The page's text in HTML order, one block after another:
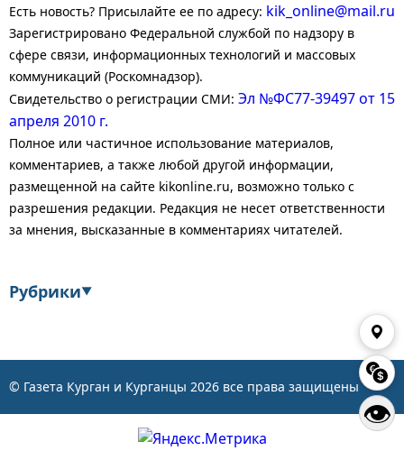
👁
Есть новость? Присылайте ее по адресу: kik_online@mail.ru
Зарегистрировано Федеральной службой по надзору в
сфере связи, информационных технологий и массовых
коммуникаций (Роскомнадзор).
Свидетельство о регистрации СМИ: Эл №ФС77-39497 от 15
апреля 2010 г.
Полное или частичное использование материалов,
комментариев, а также любой другой информации,
размещенной на сайте kikonline.ru, возможно только с
разрешения редакции. Редакция не несет ответственности
за мнения, высказанные в комментариях читателей.
Рубрики▼
События
© Газета Курган и Курганцы 2026 все права защищены